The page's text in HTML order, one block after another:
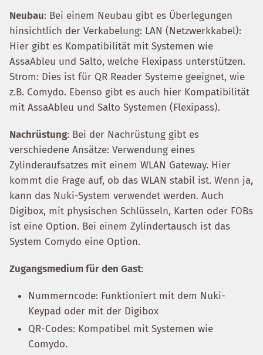
Neubau: Bei einem Neubau gibt es Überlegungen
hinsichtlich der Verkabelung: LAN (Netzwerkkabel):
Hier gibt es Kompatibilität mit Systemen wie
AssaAbleu und Salto, welche Flexipass unterstützen.
Strom: Dies ist für QR Reader Systeme geeignet, wie
z.B. Comydo. Ebenso gibt es auch hier Kompatibilität
mit AssaAbleu und Salto Systemen (Flexipass).
Nachrüstung: Bei der Nachrüstung gibt es
verschiedene Ansätze: Verwendung eines
Zylinderaufsatzes mit einem WLAN Gateway. Hier
kommt die Frage auf, ob das WLAN stabil ist. Wenn ja,
kann das Nuki-System verwendet werden. Auch
Digibox, mit physischen Schlüsseln, Karten oder FOBs
ist eine Option. Bei einem Zylindertausch ist das
System Comydo eine Option.
Zugangsmedium für den Gast:
Nummerncode: Funktioniert mit dem Nuki-
Keypad oder mit der Digibox
QR-Codes: Kompatibel mit Systemen wie
Comydo.